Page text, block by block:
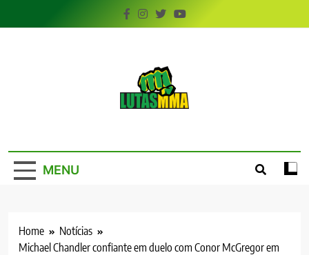
to
MENU
Home
Notícias
Michael Chandler confiante em duelo com Conor McGregor em